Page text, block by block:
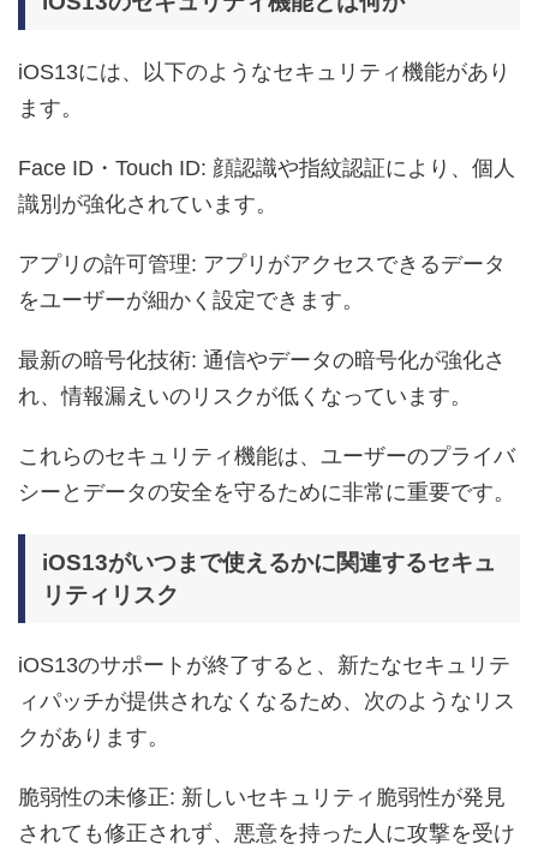
iOS13には、以下のようなセキュリティ機能があり
ます。
Face ID・Touch ID: 顔認識や指紋認証により、個人
識別が強化されています。
アプリの許可管理: アプリがアクセスできるデータ
をユーザーが細かく設定できます。
最新の暗号化技術: 通信やデータの暗号化が強化さ
れ、情報漏えいのリスクが低くなっています。
これらのセキュリティ機能は、ユーザーのプライバ
シーとデータの安全を守るために非常に重要です。
iOS13がいつまで使えるかに関連するセキュ
リティリスク
iOS13のサポートが終了すると、新たなセキュリテ
ィパッチが提供されなくなるため、次のようなリス
クがあります。
脆弱性の未修正: 新しいセキュリティ脆弱性が発見
されても修正されず、悪意を持った人に攻撃を受け